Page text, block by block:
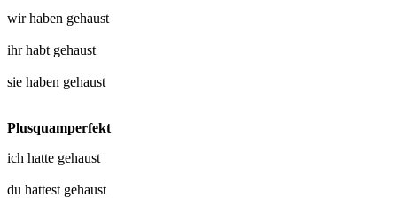
wir haben gehaust
ihr habt gehaust
sie haben gehaust
Plusquamperfekt
ich hatte gehaust
du hattest gehaust